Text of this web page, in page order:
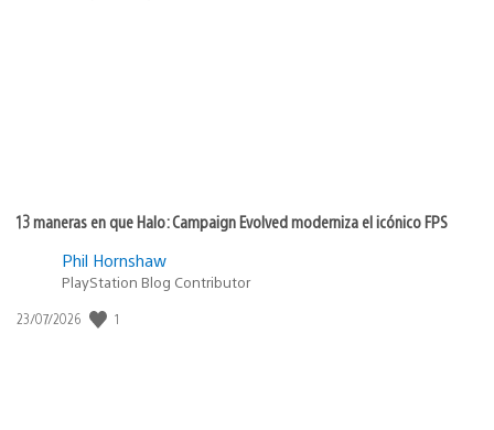
13 maneras en que Halo: Campaign Evolved moderniza el icónico FPS
Phil Hornshaw
PlayStation Blog Contributor
Fecha
23/07/2026 1